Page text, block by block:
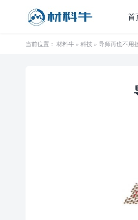
首
当前位置： 材料牛 » 科技 » 导师再也不用